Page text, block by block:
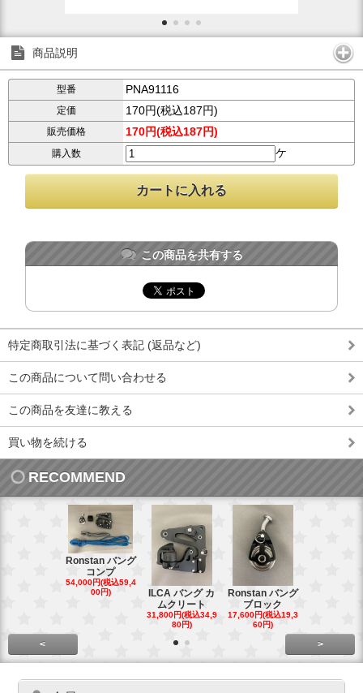
商品説明
型番 PNA91116
定価 170円(税込187円)
販売価格 170円(税込187円)
購入数 ケ
この商品を共有する
特定商取引法に基づく表記 (返品など)
この商品について問い合わせる
この商品を友達に教える
買い物を続ける
RECOMMEND
Ronstan バング
コンプ
54,000円(税込59,4
00円)
ILCA バング カ
ムクリート
31,800円(税込34,9
80円)
Ronstan バング
ブロック
17,600円(税込19,3
60円)
< >